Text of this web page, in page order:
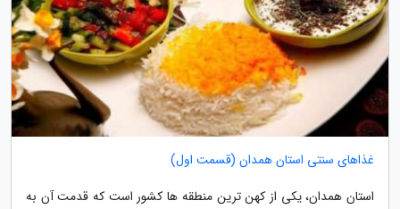
غذاهای سنتی استان همدان (قسمت اول)
استان همدان، یکی از کهن ترین منطقه ها کشور است که قدمت آن به